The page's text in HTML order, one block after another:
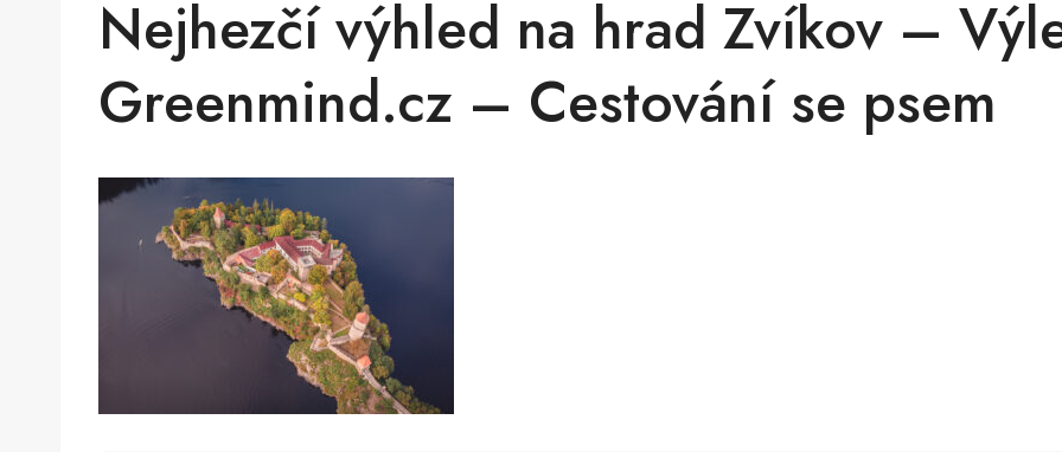
Nejhezčí výhled na hrad Zvíkov –
Greenmind.cz – Cestování se psem